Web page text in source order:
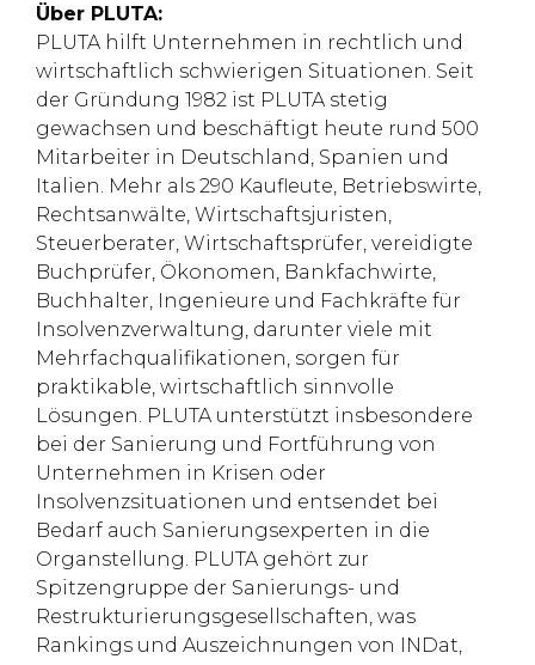
Über PLUTA:
PLUTA hilft Unternehmen in rechtlich und
wirtschaftlich schwierigen Situationen. Seit
der Gründung 1982 ist PLUTA stetig
gewachsen und beschäftigt heute rund 500
Mitarbeiter in Deutschland, Spanien und
Italien. Mehr als 290 Kaufleute, Betriebswirte,
Rechtsanwälte, Wirtschaftsjuristen,
Steuerberater, Wirtschaftsprüfer, vereidigte
Buchprüfer, Ökonomen, Bankfachwirte,
Buchhalter, Ingenieure und Fachkräfte für
Insolvenzverwaltung, darunter viele mit
Mehrfachqualifikationen, sorgen für
praktikable, wirtschaftlich sinnvolle
Lösungen. PLUTA unterstützt insbesondere
bei der Sanierung und Fortführung von
Unternehmen in Krisen oder
Insolvenzsituationen und entsendet bei
Bedarf auch Sanierungsexperten in die
Organstellung. PLUTA gehört zur
Spitzengruppe der Sanierungs- und
Restrukturierungsgesellschaften, was
Rankings und Auszeichnungen von INDat,